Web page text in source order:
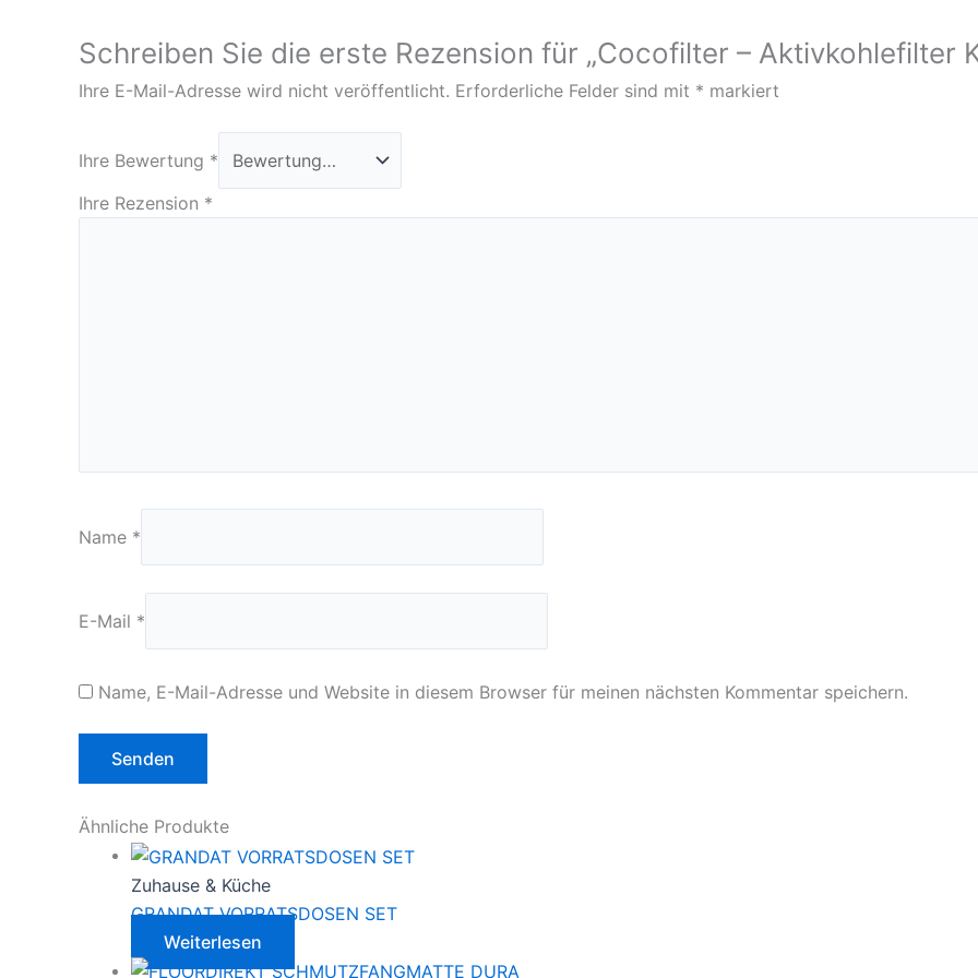
Schreiben Sie die erste Rezension für „Cocofilter – Aktivkohlefilter
Ihre E-Mail-Adresse wird nicht veröffentlicht. Erforderliche Felder sind mit * markiert
Ihre Bewertung *
Ihre Rezension *
Name *
E-Mail *
Name, E-Mail-Adresse und Website in diesem Browser für meinen nächsten Kommentar speichern.
Ähnliche Produkte
Zuhause & Küche
GRANDAT VORRATSDOSEN SET
Weiterlesen